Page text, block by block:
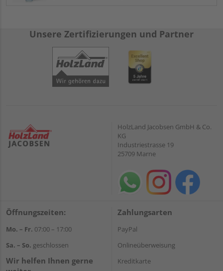
Unsere Zertifizierungen und Partner
HolzLand Jacobsen GmbH & Co.
KG
Industriestrasse 19
25709 Marne
Öffnungszeiten:
Mo. – Fr. 07:00 – 17:00
Sa. – So. geschlossen
Wir helfen Ihnen gerne
Zahlungsarten
PayPal
Onlineüberweisung
Kreditkarte